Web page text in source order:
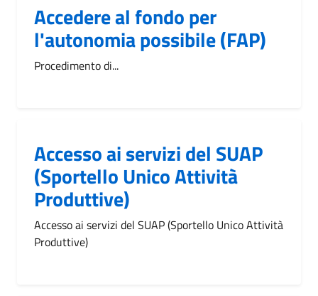
Accedere al fondo per
l'autonomia possibile (FAP)
Procedimento di...
Accesso ai servizi del SUAP
(Sportello Unico Attività
Produttive)
Accesso ai servizi del SUAP (Sportello Unico Attività
Produttive)